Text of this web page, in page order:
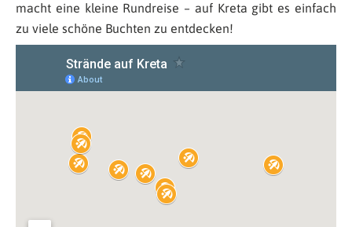
macht eine kleine Rundreise – auf Kreta gibt es einfach
zu viele schöne Buchten zu entdecken!